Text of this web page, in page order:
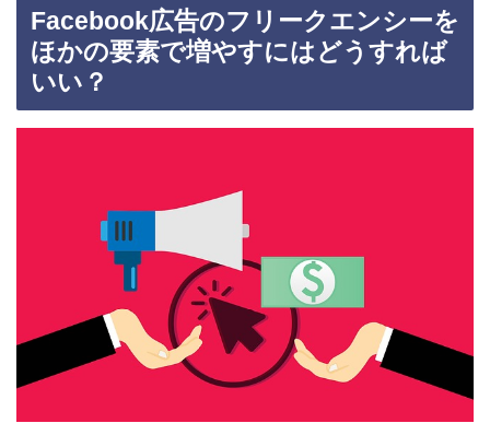
Facebook広告のフリークエンシーを
ほかの要素で増やすにはどうすれば
いい？